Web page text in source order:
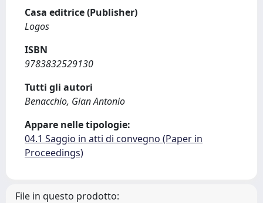
Casa editrice (Publisher)
Logos
ISBN
9783832529130
Tutti gli autori
Benacchio, Gian Antonio
Appare nelle tipologie:
04.1 Saggio in atti di convegno (Paper in
Proceedings)
File in questo prodotto: